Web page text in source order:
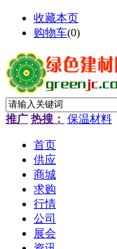
收藏本页
购物车(0)
推广 热搜： 保温材料
首页
供应
商城
求购
行情
公司
展会